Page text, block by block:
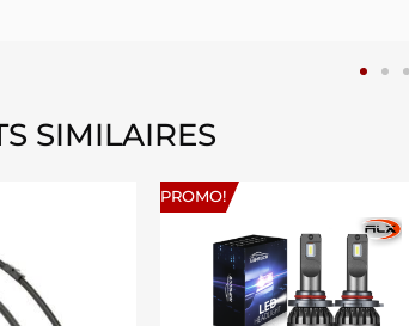
SIMILAIRES
PROMO!